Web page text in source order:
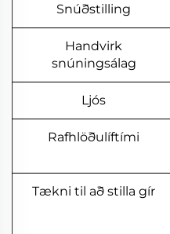
Snúðstilling
Handvirk
snúningsálag
Ljós
Rafhlöðulíftími
Tækni til að stilla gír